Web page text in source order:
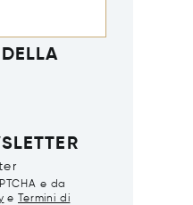
e da
e
Termini di